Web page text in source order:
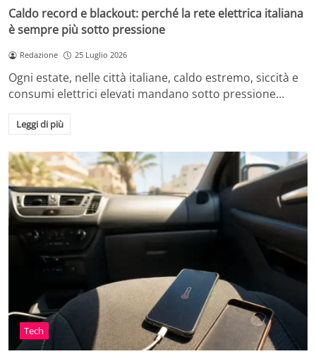
Caldo record e blackout: perché la rete elettrica italiana
è sempre più sotto pressione
Redazione 25 Luglio 2026
Ogni estate, nelle città italiane, caldo estremo, siccità e
consumi elettrici elevati mandano sotto pressione…
Leggi di più
Tech